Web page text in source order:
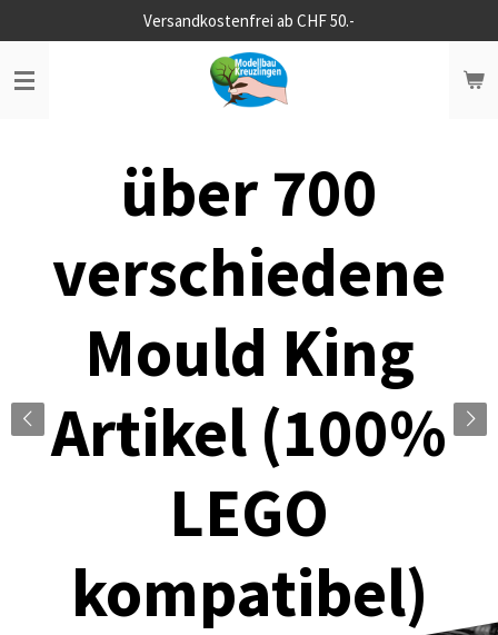
Hauptinhalt
springen
Versandkostenfrei ab CHF 50.-
über 700
verschiedene
Mould King
Artikel (100%
LEGO
kompatibel)